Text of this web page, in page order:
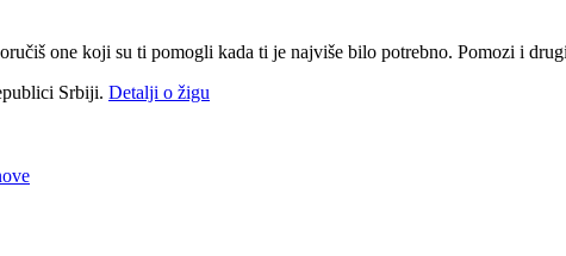
one koji su ti pomogli kada ti je najviše bilo potrebno. Pomozi i
Srbiji. Detalji o žigu